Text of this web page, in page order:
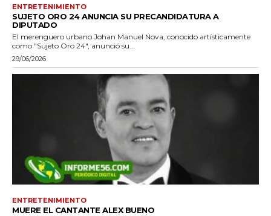
ENTRETENIMIENTO
SUJETO ORO 24 ANUNCIA SU PRECANDIDATURA A
DIPUTADO
El merenguero urbano Johan Manuel Nova, conocido artísticamente
como "Sujeto Oro 24", anunció su...
29/06/2026
ENTRETENIMIENTO
MUERE EL CANTANTE ALEX BUENO